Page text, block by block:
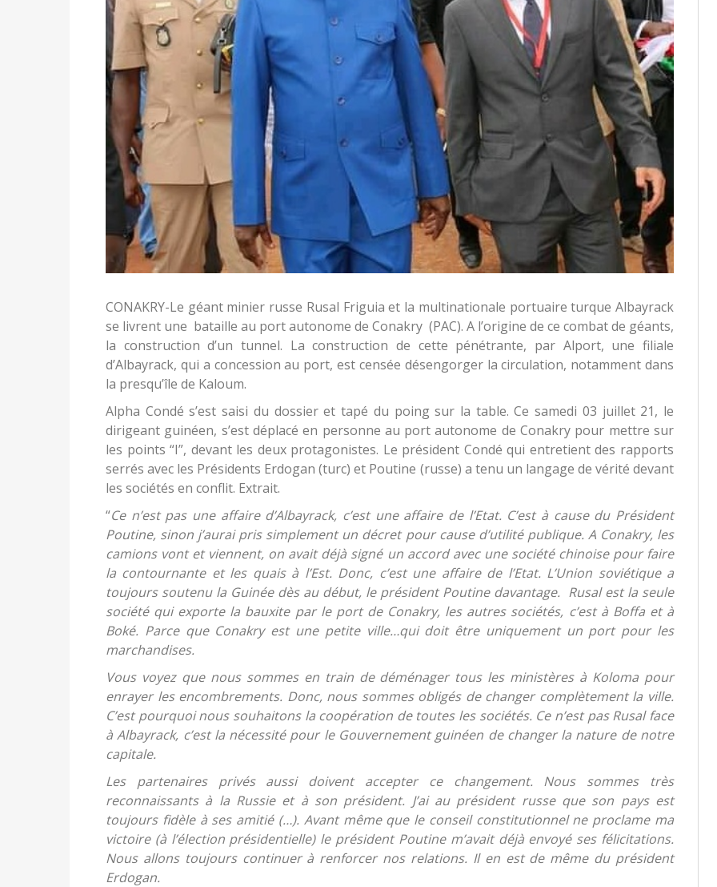
CONAKRY-Le géant minier russe Rusal Friguia et la multinationale portuaire turque Albayrack
se livrent une bataille au port autonome de Conakry (PAC). A l’origine de ce combat de géants,
la construction d’un tunnel. La construction de cette pénétrante, par Alport, une filiale
d’Albayrack, qui a concession au port, est censée désengorger la circulation, notamment dans
la presqu’île de Kaloum.
Alpha Condé s’est saisi du dossier et tapé du poing sur la table. Ce samedi 03 juillet 21, le
dirigeant guinéen, s’est déplacé en personne au port autonome de Conakry pour mettre sur
les points “I”, devant les deux protagonistes. Le président Condé qui entretient des rapports
serrés avec les Présidents Erdogan (turc) et Poutine (russe) a tenu un langage de vérité devant
les sociétés en conflit. Extrait.
“Ce n’est pas une affaire d’Albayrack, c’est une affaire de l’Etat. C’est à cause du Président
Poutine, sinon j’aurai pris simplement un décret pour cause d’utilité publique. A Conakry, les
camions vont et viennent, on avait déjà signé un accord avec une société chinoise pour faire
la contournante et les quais à l’Est. Donc, c’est une affaire de l’Etat. L’Union soviétique a
toujours soutenu la Guinée dès au début, le président Poutine davantage. Rusal est la seule
société qui exporte la bauxite par le port de Conakry, les autres sociétés, c’est à Boffa et à
Boké. Parce que Conakry est une petite ville…qui doit être uniquement un port pour les
marchandises.
Vous voyez que nous sommes en train de déménager tous les ministères à Koloma pour
enrayer les encombrements. Donc, nous sommes obligés de changer complètement la ville.
C’est pourquoi nous souhaitons la coopération de toutes les sociétés. Ce n’est pas Rusal face
à Albayrack, c’est la nécessité pour le Gouvernement guinéen de changer la nature de notre
capitale.
Les partenaires privés aussi doivent accepter ce changement. Nous sommes très
reconnaissants à la Russie et à son président. J’ai au président russe que son pays est
toujours fidèle à ses amitié (…). Avant même que le conseil constitutionnel ne proclame ma
victoire (à l’élection présidentielle) le président Poutine m’avait déjà envoyé ses félicitations.
Nous allons toujours continuer à renforcer nos relations. Il en est de même du président
Erdogan.